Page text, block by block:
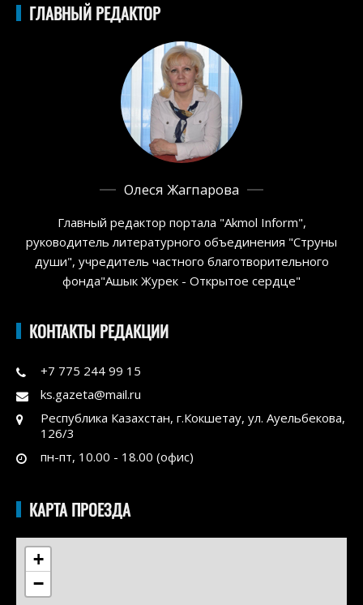
ГЛАВНЫЙ РЕДАКТОР
Олеся Жагпарова
Главный редактор портала "Akmol Inform",
руководитель литературного объединения "Струны
души", учредитель частного благотворительного
фонда"Ашык Журек - Открытое сердце"
КОНТАКТЫ РЕДАКЦИИ
+7 775 244 99 15
ks.gazeta@mail.ru
Республика Казахстан, г.Кокшетау, ул. Ауельбекова,
126/3
пн-пт, 10.00 - 18.00 (офис)
КАРТА ПРОЕЗДА
+
−